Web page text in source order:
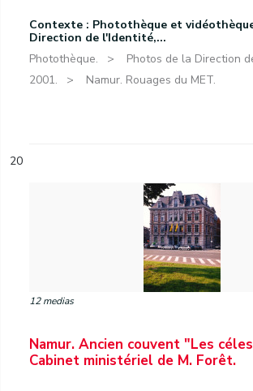
Contexte : Photothèque et
Direction de l'Identité,...
Photothèque.
Photos de la Direction
2001.
Namur. Rouages du MET.
20
12 medias
Namur. Ancien couvent "Les
Cabinet ministériel de M. Forêt.